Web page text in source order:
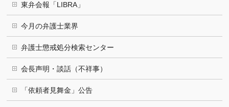
東弁会報「LIBRA」
今月の弁護士業界
弁護士懲戒処分検索センター
会長声明・談話（不祥事）
「依頼者見舞金」公告